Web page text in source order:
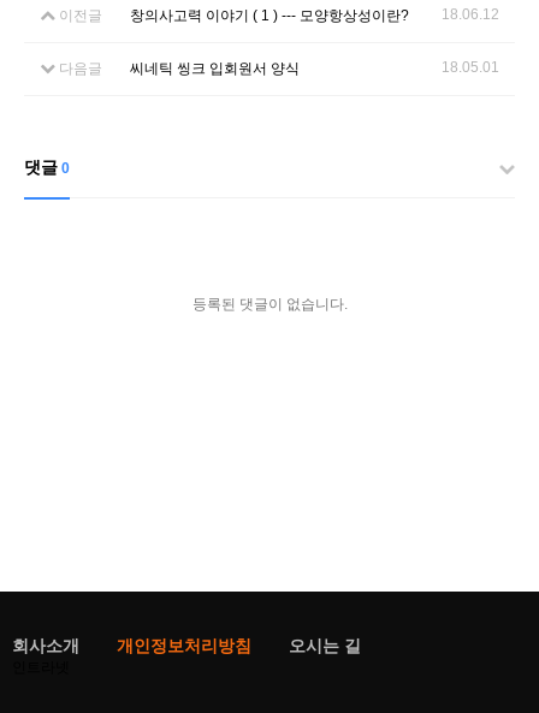
이전글 창의사고력 이야기 ( 1 ) --- 모양항상성이란? 18.06.12
다음글 씨네틱 씽크 입회원서 양식 18.05.01
댓글 0
등록된 댓글이 없습니다.
회사소개 개인정보처리방침 오시는 길